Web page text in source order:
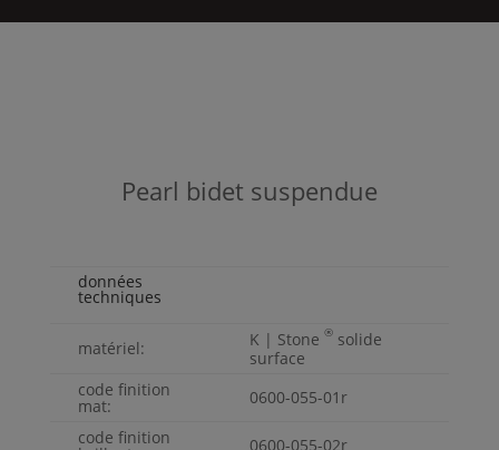
Pearl bidet suspendue
données
techniques
matériel: K | Stone ®solide
surface
code finition
mat:
0600-055-01r
code finition
0600-055-02r